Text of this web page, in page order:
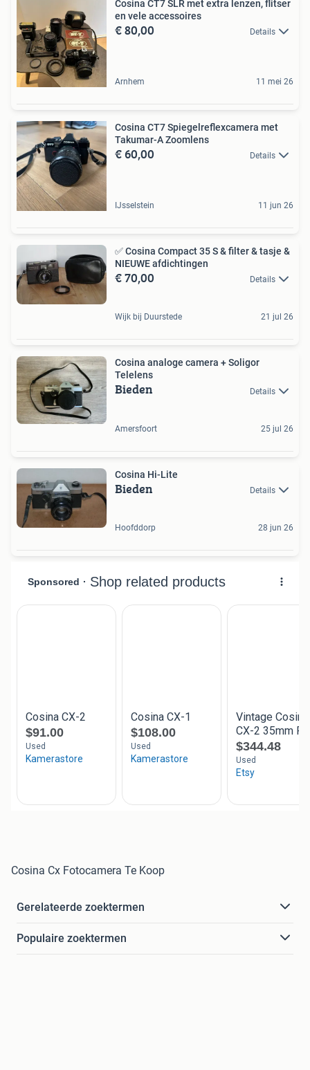
Cosina CT7 SLR met extra lenzen, flitser
en vele accessoires
€ 80,00 Details
Arnhem 11 mei 26
Cosina CT7 Spiegelreflexcamera met
Takumar-A Zoomlens
€ 60,00 Details
IJsselstein 11 jun 26
✅ Cosina Compact 35 S & filter & tasje &
NIEUWE afdichtingen
€ 70,00 Details
Wijk bij Duurstede 21 jul 26
Cosina analoge camera + Soligor
Telelens
Bieden Details
Amersfoort 25 jul 26
Cosina Hi-Lite
Bieden Details
Hoofddorp 28 jun 26
Cosina Cx Fotocamera Te Koop
Gerelateerde zoektermen
Populaire zoektermen